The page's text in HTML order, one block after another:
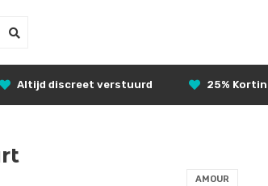
Altijd discreet verstuurd 25%
AMOUR